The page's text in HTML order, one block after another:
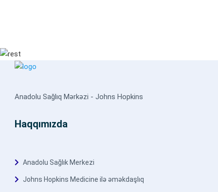
Anadolu Sağlıq Mərkəzi - Johns Hopkins
Haqqımızda
Anadolu Sağlık Merkezi
Johns Hopkins Medicine ilə əməkdaşlıq